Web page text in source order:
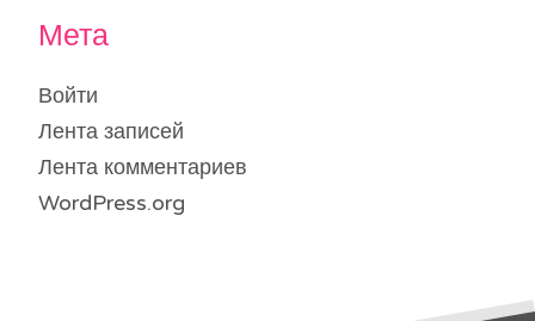
Мета
Войти
Лента записей
Лента комментариев
WordPress.org